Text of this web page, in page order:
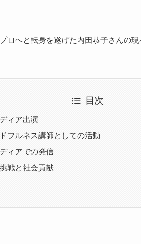
ロへと転身を遂げた内田恭子さんの現
目次
ィア出演
フルネス講師としての活動
ィアでの発信
戦と社会貢献